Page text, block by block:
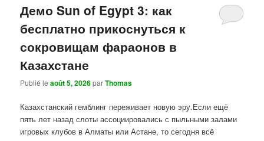
Демо Sun of Egypt 3: как
бесплатно прикоснуться к
сокровищам фараонов в
Казахстане
Publié leaoût 5, 2026parThomas
Казахстанский гемблинг переживает новую эру.Если ещё
пять лет назад слоты ассоциировались с пыльными залами
игровых клубов в Алматы или Астане, то сегодня всё